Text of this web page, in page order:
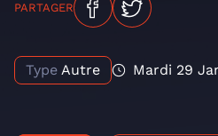
PARTAGER
Type Autre Mardi 29